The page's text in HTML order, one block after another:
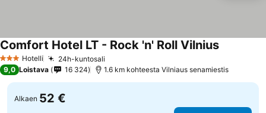
3 Tähtiluokitus
Hotelli 24h-kuntosali
Comfort Hotel LT - Rock 'n' Roll VilniusKatso
9,0 Loistava 16 324 1.6 km kohteesta Vilniaus senamiestis
Alkaen 52 €